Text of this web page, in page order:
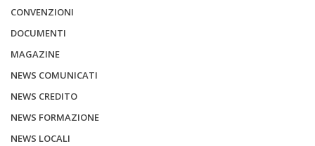
CONVENZIONI
DOCUMENTI
MAGAZINE
NEWS COMUNICATI
NEWS CREDITO
NEWS FORMAZIONE
NEWS LOCALI